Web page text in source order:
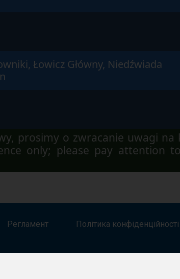
Łowicz Główny, Niedźwiada
prosimy o zwracanie uwagi na
only; please pay attention
Регламент Політика конфіденційності